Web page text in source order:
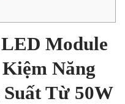
Module
Năng
Từ 50W